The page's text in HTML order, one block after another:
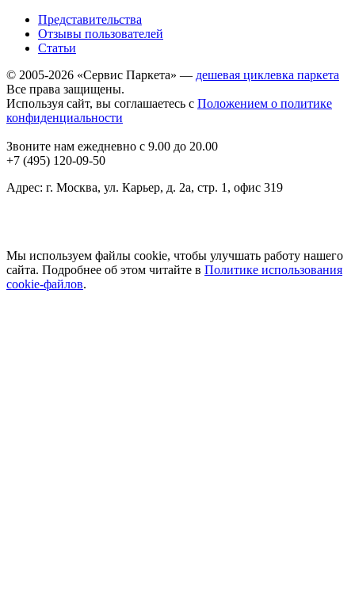
Представительства
Отзывы пользователей
Статьи
© 2005-2026 «Сервис Паркета» — дешевая циклевка паркета
Все права защищены.
Используя сайт, вы соглашаетесь с Положением о политике
конфиденциальности
Звоните нам ежедневно с 9.00 до 20.00
+7 (495) 120-09-50
Адрес: г. Москва, ул. Карьер, д. 2а, стр. 1, офис 319
Мы используем файлы cookie, чтобы улучшать работу нашего
сайта. Подробнее об этом читайте в Политике использования
cookie-файлов.